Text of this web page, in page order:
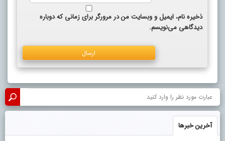
ذخیره نام، ایمیل و وبسایت من در مرورگر برای زمانی که دوباره
دیدگاهی می‌نویسم.
آخرین خبرها